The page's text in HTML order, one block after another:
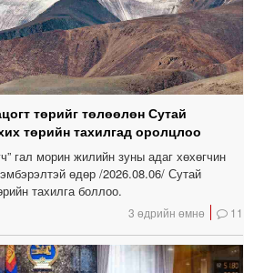
төрийг төлөөлөн Сутай
төрийн тахилгад оролцлоо
гал морин жилийн зуны адаг хөхөгчин
өдөр /2026.08.06/ Сутай
тахилга боллоо.
3 өдрийн өмнө 11